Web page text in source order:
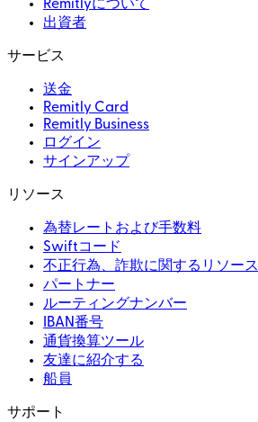
Remitlyについて
出資者
サービス
送金
Remitly Card
Remitly Business
ログイン
サインアップ
リソース
為替レートおよび手数料
Swiftコード
不正行為、詐欺に関するリソース
パートナー
ルーティングナンバー
IBAN番号
通貨換算ツール
友達に紹介する
船員
サポート